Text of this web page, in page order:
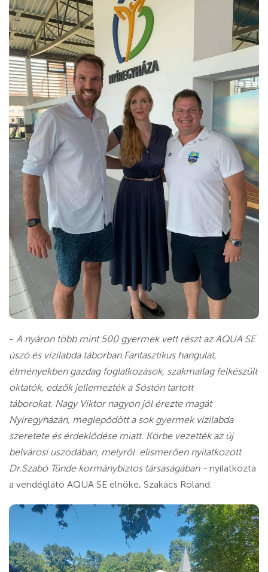
- A nyáron több mint 500 gyermek vett részt az AQUA SE
úszó és vízilabda táborban.Fantasztikus hangulat,
élményekben gazdag foglalkozások, szakmailag felkészült
oktatók, edzők jellemezték a Sóstón tartott
táborokat. Nagy Viktor nagyon jól érezte magát
Nyíregyházán, meglepődött a sok gyermek vízilabda
szeretete és érdeklődése miatt. Körbe vezették az új
belvárosi uszodában, melyről elismerően nyilatkozott
Dr.Szabó Tünde kormánybiztos társaságában - nyilatkozta
a vendéglátó AQUA SE elnöke, Szakács Roland.